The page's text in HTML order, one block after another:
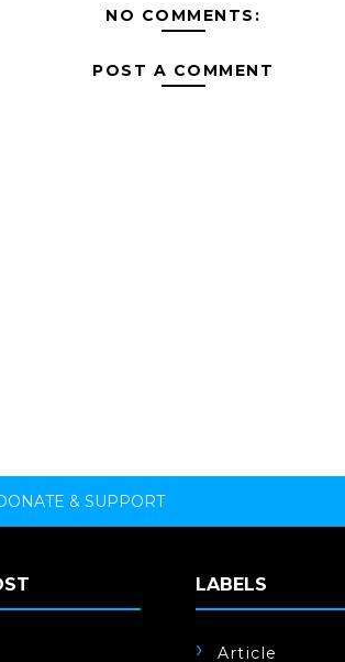
NO COMMENTS:
POST A COMMENT
& SUPPORT
LABELS
Article